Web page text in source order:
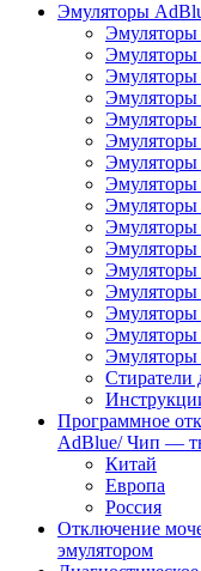
Эмуляторы
Эмуляторы
Эмуляторы
Эмуляторы
Эмуляторы
Стиратели
Программное
AdBlue/ Чип —
Китай
Европа
Россия
Отключение
эмулятором